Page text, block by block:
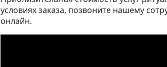
условиях заказа, позвоните нашему
онлайн.